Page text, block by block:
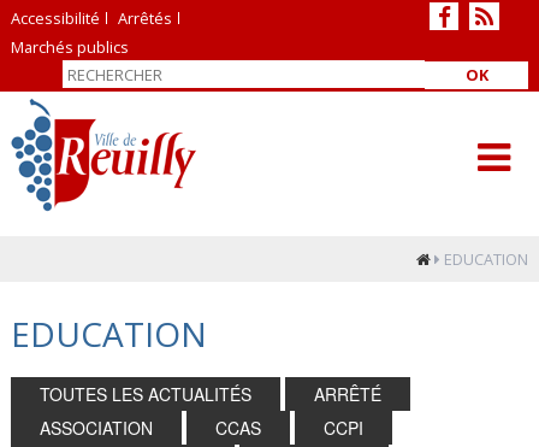
Accessibilité
Arrêtés
Marchés publics
OK
EDUCATION
EDUCATION
TOUTES LES ACTUALITÉS
ARRÊTÉ
ASSOCIATION
CCAS
CCPI